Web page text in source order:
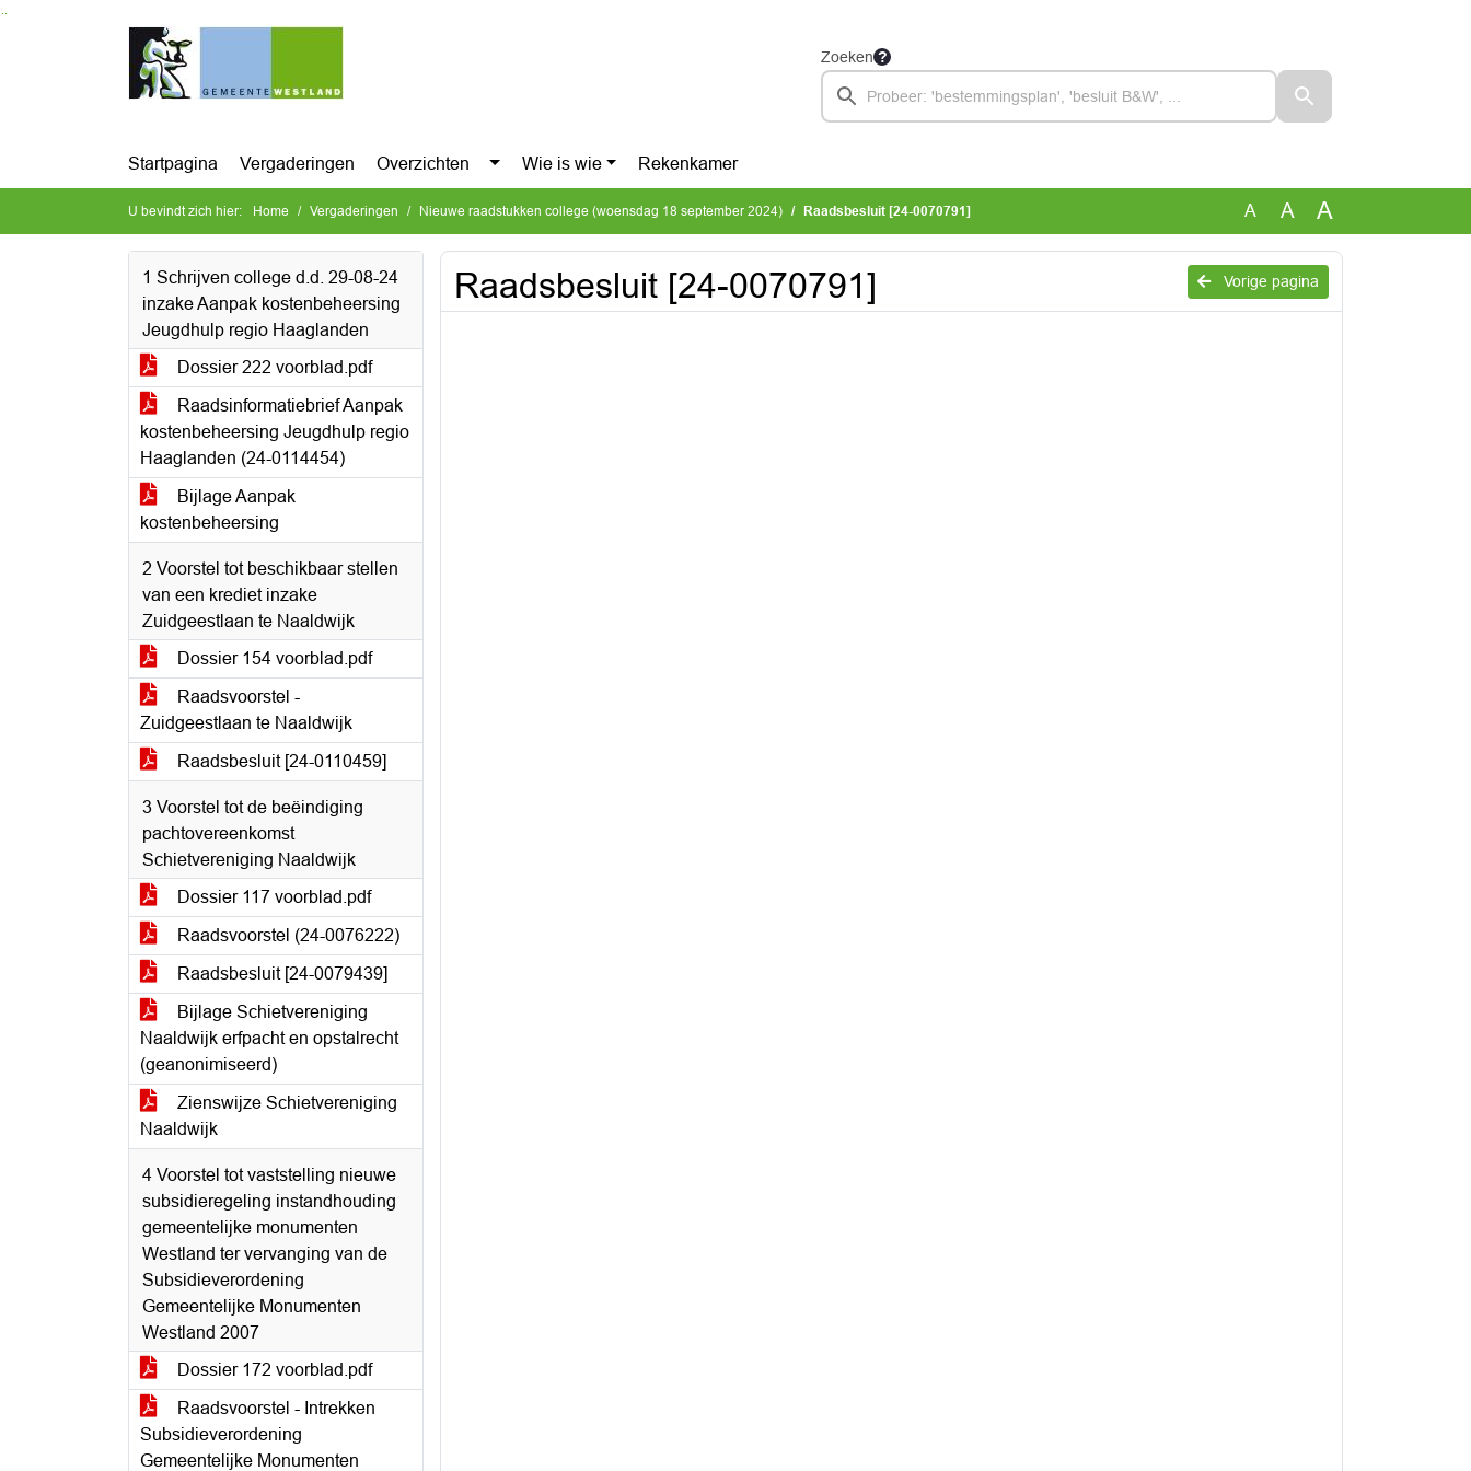
Ga naar de inhoud van deze pagina
Ga naar het zoeken
Ga naar het menu
Zoeken
Startpagina Vergaderingen Overzichten Wie is wie Rekenkamer
U bevindt zich hier: Home Vergaderingen Nieuwe raadstukken college (woensdag 18 september 2024) Raadsbesluit [24-0070791] A A A
1 Schrijven college d.d. 29-08-24
inzake Aanpak kostenbeheersing
Jeugdhulp regio Haaglanden
Dossier 222 voorblad.pdf
Raadsinformatiebrief Aanpak
kostenbeheersing Jeugdhulp regio
Haaglanden (24-0114454)
Bijlage Aanpak
kostenbeheersing
2 Voorstel tot beschikbaar stellen
van een krediet inzake
Zuidgeestlaan te Naaldwijk
Dossier 154 voorblad.pdf
Raadsvoorstel -
Zuidgeestlaan te Naaldwijk
Raadsbesluit [24-0110459]
3 Voorstel tot de beëindiging
pachtovereenkomst
Schietvereniging Naaldwijk
Dossier 117 voorblad.pdf
Raadsvoorstel (24-0076222)
Raadsbesluit [24-0079439]
Bijlage Schietvereniging
Naaldwijk erfpacht en opstalrecht
(geanonimiseerd)
Zienswijze Schietvereniging
Naaldwijk
4 Voorstel tot vaststelling nieuwe
subsidieregeling instandhouding
gemeentelijke monumenten
Westland ter vervanging van de
Subsidieverordening
Gemeentelijke Monumenten
Westland 2007
Dossier 172 voorblad.pdf
Raadsvoorstel - Intrekken
Subsidieverordening
Gemeentelijke Monumenten
Vorige pagina
Raadsbesluit [24-0070791]